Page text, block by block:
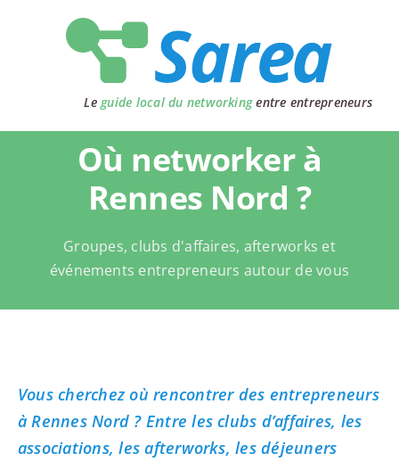
Le guide local du networkingentre entrepreneurs
Où networker à
Rennes Nord ?
Groupes, clubs d'affaires, afterworks et
événements entrepreneurs autour de vous
Vous cherchez où rencontrer des entrepreneurs
à Rennes Nord ? Entre les clubs d’affaires, les
associations, les afterworks, les déjeuners